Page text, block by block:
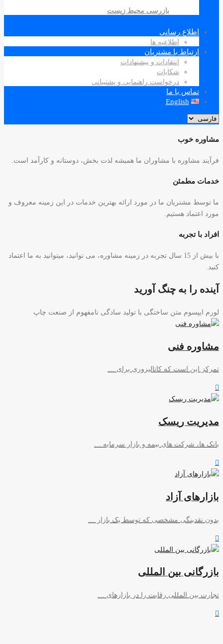
بازرسی محیط زیست
اطلاع رسانی
اطلاعیه ها
ارتباط با مشتریان
انتقادات و پیشنهادات
شکایات
درخواست راهنمایی و پشتیبانی
تماس با ما
English
مشاوره خوب
فرآیند مشاوره با مشاوران ما همیشه لذت بخش، دوستانه و کارآمد است.
خدمات مطمئن
ما توسط مشتریان ما در مورد ارائه بهترین خدمات در این زمینه معروف و
مورد اعتماد هستیم.
افراد با تجربه
با بیش از 15 سال تجربه در زمینه مشاوره، می توانید، میتوانید به ما اعتماد
کنید.
آینده را به چنگ آورید
لورم ایپسوم متن ساختگی با تولید سادگی نامفهوم از صنعت چاپ
مشاوره فنی
تمرکز این است که کاتالیزوری برای …
مدیریت ریسک
بانک ها، شرکت های بیمه و بازار سرمایه …
بازارهای آزاد
بدون نقدینگی مشخصی که توسط یک بازار …
بازرگانی بین المللی
تجارت بین المللی رقابت را در بازارهای …